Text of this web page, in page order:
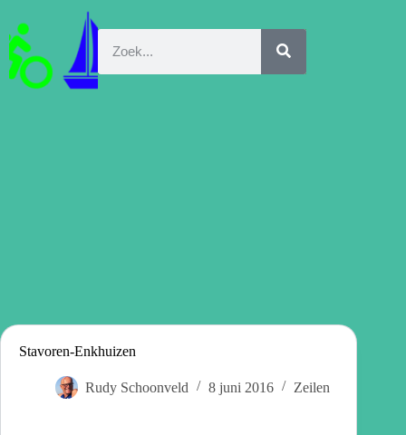
Stavoren-Enkhuizen
Rudy Schoonveld 8 juni 2016 Zeilen